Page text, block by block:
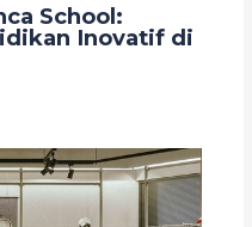
School:
Inovatif di